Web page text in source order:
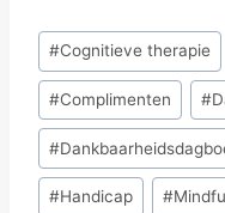
Bericht
tags:
#Cognitieve therapie
#Complimenten #
#
#Handicap #